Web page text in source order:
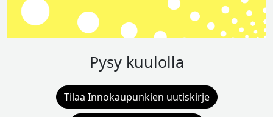
Pysy kuulolla
Tilaa Innokaupunkien uutiskirje